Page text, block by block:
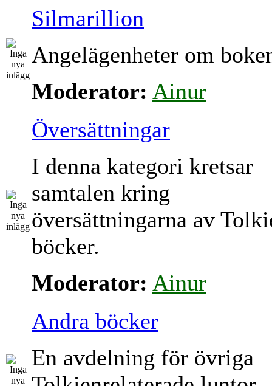
Silmarillion
Angelägenheter om
Moderator: Ainur
Översättningar
I denna kategori kretsar
samtalen kring
översättningarna av
böcker.
Moderator: Ainur
Andra böcker
En avdelning för övriga